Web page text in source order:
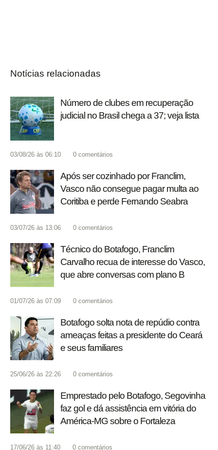
Notícias relacionadas
Número de clubes em recuperação
judicial no Brasil chega a 37; veja lista
03/08/26 às 06:10 0 comentários
Após ser cozinhado por Franclim,
Vasco não consegue pagar multa ao
Coritiba e perde Fernando Seabra
03/07/26 às 13:06 0 comentários
Técnico do Botafogo, Franclim
Carvalho recua de interesse do Vasco,
que abre conversas com plano B
01/07/26 às 07:09 0 comentários
Botafogo solta nota de repúdio contra
ameaças feitas a presidente do Ceará
e seus familiares
25/06/26 às 22:26 0 comentários
Emprestado pelo Botafogo, Segovinha
faz gol e dá assistência em vitória do
América-MG sobre o Fortaleza
17/06/26 às 11:40 0 comentários